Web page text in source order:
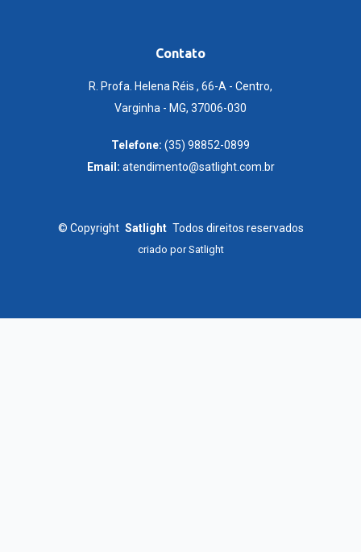
Contato
R. Profa. Helena Réis , 66-A - Centro,
Varginha - MG, 37006-030
Telefone: (35) 98852-0899
Email: atendimento@satlight.com.br
© Copyright Satlight Todos direitos reservados
criado porSatlight